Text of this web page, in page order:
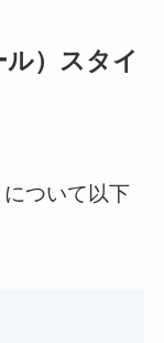
）スタイ
ついて以下